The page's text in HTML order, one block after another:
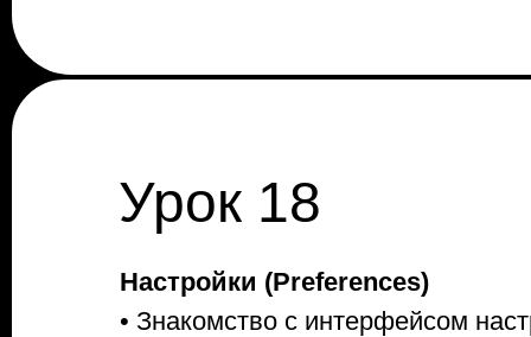
Урок 18
Настройки (Preferences)
• Знакомство с интерфейсом